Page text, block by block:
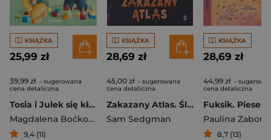
KSIĄŻKA
25,99 zł
39,99 zł - sugerowana
cena detaliczna
Tosia i Julek się kłócą
Magdalena Boćko-Mysiorska
9,4 (11)
KSIĄŻKA
28,69 zł
45,00 zł - sugerowana
cena detaliczna
Zakazany Atlas. Śledztwa Isaaca Turnera Tom 2
Sam Sedgman
KSIĄŻKA
28,69 zł
44,99 zł -
cena detaliczna
Paulina
8,7 (13)